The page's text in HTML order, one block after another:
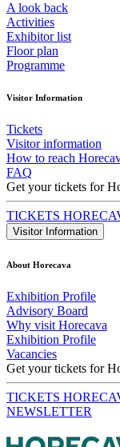
A look back
Activities
Exhibitor list
Floor plan
Programme
Visitor Information
Tickets
Visitor information
How to reach
FAQ
Get your tickets for
TICKETS
Visitor Information
About Horecava
Exhibition Profile
Advisory Board
Why visit Horecava
Exhibition Profile
Vacancies
Get your tickets for
TICKETS
NEWSLETTER